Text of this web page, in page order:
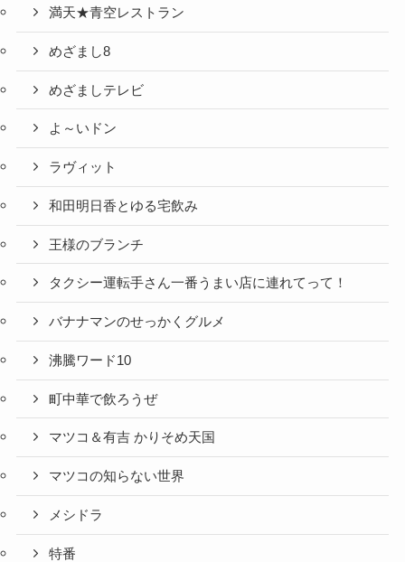
満天★青空レストラン
めざまし8
めざましテレビ
よ～いドン
ラヴィット
和田明日香とゆる宅飲み
王様のブランチ
タクシー運転手さん一番うまい店に連れてって！
バナナマンのせっかくグルメ
沸騰ワード10
町中華で飲ろうぜ
マツコ＆有吉 かりそめ天国
マツコの知らない世界
メシドラ
特番